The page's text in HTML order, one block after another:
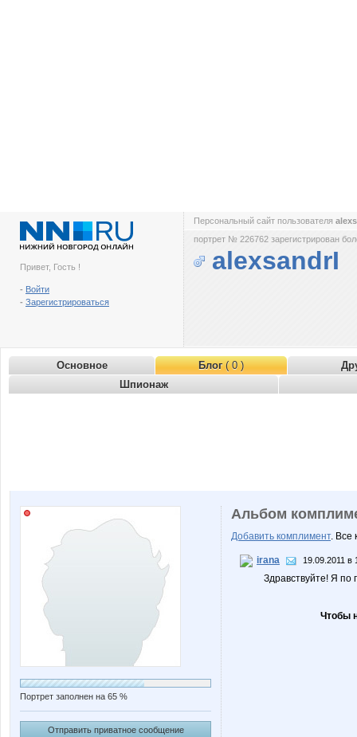
Привет, Гость !
- Войти
- Зарегистрироваться
Персональный сайт пользователя
портрет № 226762 зарегистрирован
alexsandrI
Основное Блог( 0 )
Шпионаж
Портрет заполнен на 65 %
Отправить приватное сообщение
Альбом
Добавить комплимент. Все
irana 19.09.2011 в
Здравствуйте! Я по
Чтобы